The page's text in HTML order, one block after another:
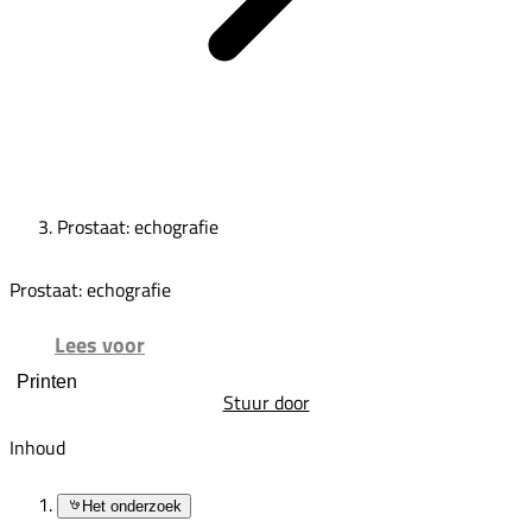
Prostaat: echografie
Prostaat: echografie
Lees voor
Printen
Stuur door
Inhoud
Het onderzoek